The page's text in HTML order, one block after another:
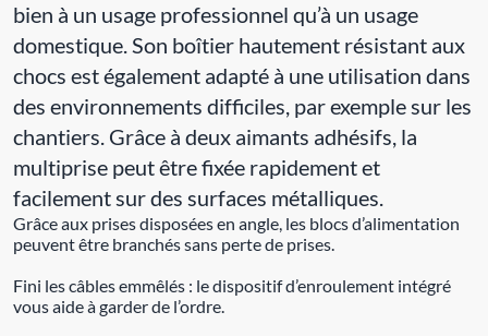
bien à un usage professionnel qu’à un usage
domestique. Son boîtier hautement résistant aux
chocs est également adapté à une utilisation dans
des environnements difficiles, par exemple sur les
chantiers. Grâce à deux aimants adhésifs, la
multiprise peut être fixée rapidement et
facilement sur des surfaces métalliques.
Grâce aux prises disposées en angle, les blocs d’alimentation
peuvent être branchés sans perte de prises.
Fini les câbles emmêlés : le dispositif d’enroulement intégré
vous aide à garder de l’ordre.